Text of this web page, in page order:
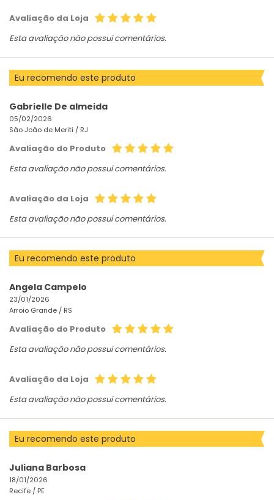
Avaliação da Loja
Esta avaliação não possui comentários.
Eu recomendo este produto
Gabrielle De almeida
05/02/2026
São João de Meriti / RJ
Avaliação do Produto
Esta avaliação não possui comentários.
Avaliação da Loja
Esta avaliação não possui comentários.
Eu recomendo este produto
Angela Campelo
23/01/2026
Arroio Grande / RS
Avaliação do Produto
Esta avaliação não possui comentários.
Avaliação da Loja
Esta avaliação não possui comentários.
Eu recomendo este produto
Juliana Barbosa
18/01/2026
Recife / PE